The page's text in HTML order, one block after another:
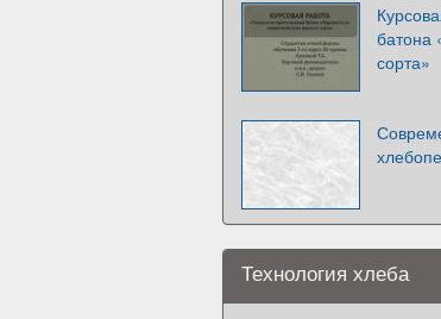
батона
сорта»
Технология хлеба